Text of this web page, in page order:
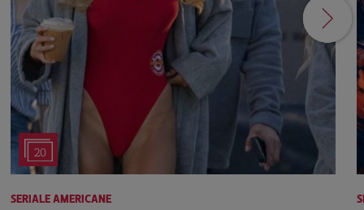
20
SERIALE AMERICANE